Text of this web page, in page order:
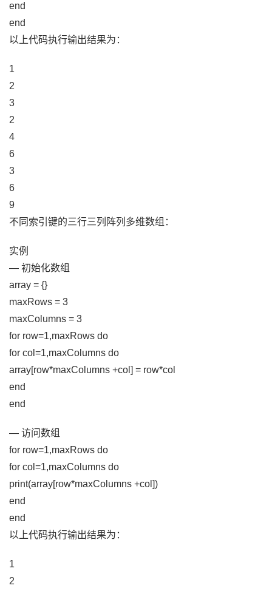
end
end
以上代码执行输出结果为：
1
2
3
2
4
6
3
6
9
不同索引键的三行三列阵列多维数组：
实例
— 初始化数组
array = {}
maxRows = 3
maxColumns = 3
for row=1,maxRows do
for col=1,maxColumns do
array[row*maxColumns +col] = row*col
end
end
— 访问数组
for row=1,maxRows do
for col=1,maxColumns do
print(array[row*maxColumns +col])
end
end
以上代码执行输出结果为：
1
2